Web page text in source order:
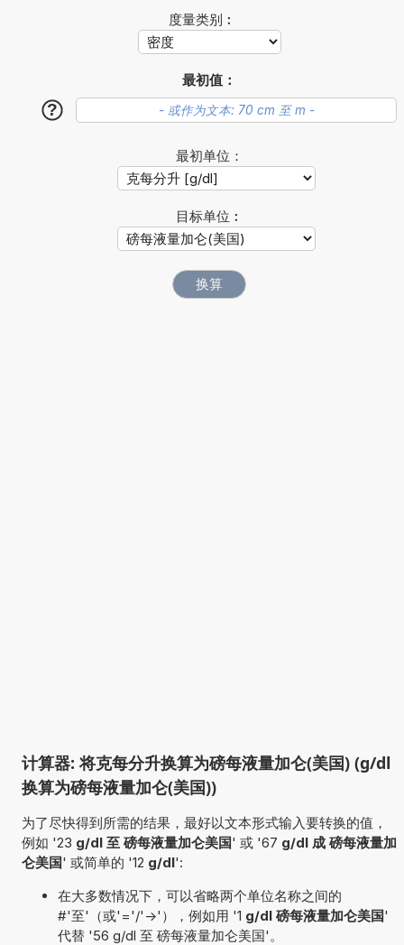
度量类别︰
最初值：
?
最初单位：
目标单位︰
计算器: 将克每分升换算为磅每液量加仑(美国) (g/dl
换算为磅每液量加仑(美国))
为了尽快得到所需的结果，最好以文本形式输入要转换的值，
例如 '23 g/dl 至 磅每液量加仑美国' 或 '67 g/dl 成 磅每液量加
仑美国' 或简单的 '12 g/dl':
在大多数情况下，可以省略两个单位名称之间的
#'至'（或'='/'->'），例如用 '1 g/dl 磅每液量加仑美国'
代替 '56 g/dl 至 磅每液量加仑美国'。